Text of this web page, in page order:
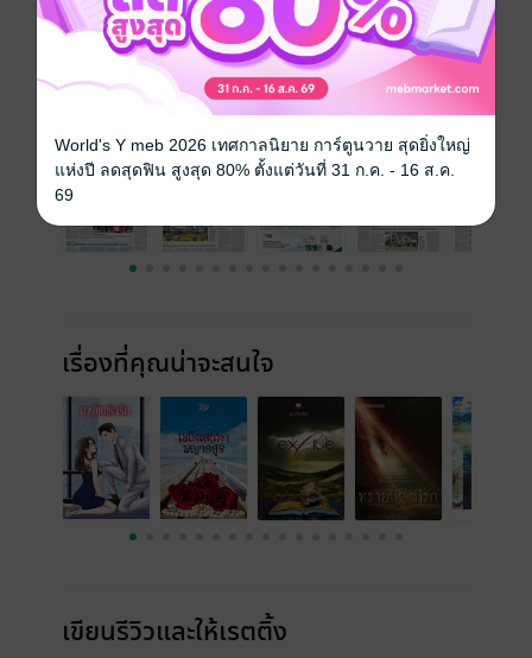
ราคาปก 30 บาท
ฉบับย้อนหลัง ดูทั้งหมด
เรื่องที่คุณน่าจะสนใจ
เขียนรีวิวและให้เรตติ้ง
World's Y meb 2026 เทศกาลนิยาย การ์ตูนวาย สุดยิ่งใหญ่
แห่งปี ลดสุดฟิน สูงสุด 80% ตั้งแต่วันที่ 31 ก.ค. - 16 ส.ค.
69